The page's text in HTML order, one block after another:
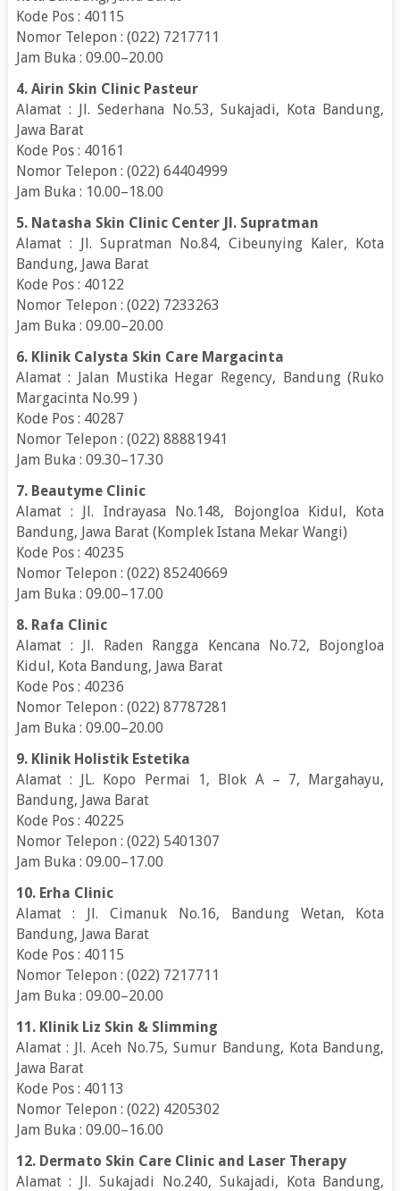
Kode Pos : 40115
Nomor Telepon : (022) 7217711
Jam Buka : 09.00–20.00
4. Airin Skin Clinic Pasteur
Alamat : Jl. Sederhana No.53, Sukajadi, Kota Bandung,
Jawa Barat
Kode Pos : 40161
Nomor Telepon : (022) 64404999
Jam Buka : 10.00–18.00
5. Natasha Skin Clinic Center Jl. Supratman
Alamat : Jl. Supratman No.84, Cibeunying Kaler, Kota
Bandung, Jawa Barat
Kode Pos : 40122
Nomor Telepon : (022) 7233263
Jam Buka : 09.00–20.00
6. Klinik Calysta Skin Care Margacinta
Alamat : Jalan Mustika Hegar Regency, Bandung (Ruko
Margacinta No.99 )
Kode Pos : 40287
Nomor Telepon : (022) 88881941
Jam Buka : 09.30–17.30
7. Beautyme Clinic
Alamat : Jl. Indrayasa No.148, Bojongloa Kidul, Kota
Bandung, Jawa Barat (Komplek Istana Mekar Wangi)
Kode Pos : 40235
Nomor Telepon : (022) 85240669
Jam Buka : 09.00–17.00
8. Rafa Clinic
Alamat : Jl. Raden Rangga Kencana No.72, Bojongloa
Kidul, Kota Bandung, Jawa Barat
Kode Pos : 40236
Nomor Telepon : (022) 87787281
Jam Buka : 09.00–20.00
9. Klinik Holistik Estetika
Alamat : JL. Kopo Permai 1, Blok A – 7, Margahayu,
Bandung, Jawa Barat
Kode Pos : 40225
Nomor Telepon : (022) 5401307
Jam Buka : 09.00–17.00
10. Erha Clinic
Alamat : Jl. Cimanuk No.16, Bandung Wetan, Kota
Bandung, Jawa Barat
Kode Pos : 40115
Nomor Telepon : (022) 7217711
Jam Buka : 09.00–20.00
11. Klinik Liz Skin & Slimming
Alamat : Jl. Aceh No.75, Sumur Bandung, Kota Bandung,
Jawa Barat
Kode Pos : 40113
Nomor Telepon : (022) 4205302
Jam Buka : 09.00–16.00
12. Dermato Skin Care Clinic and Laser Therapy
Alamat : Jl. Sukajadi No.240, Sukajadi, Kota Bandung,